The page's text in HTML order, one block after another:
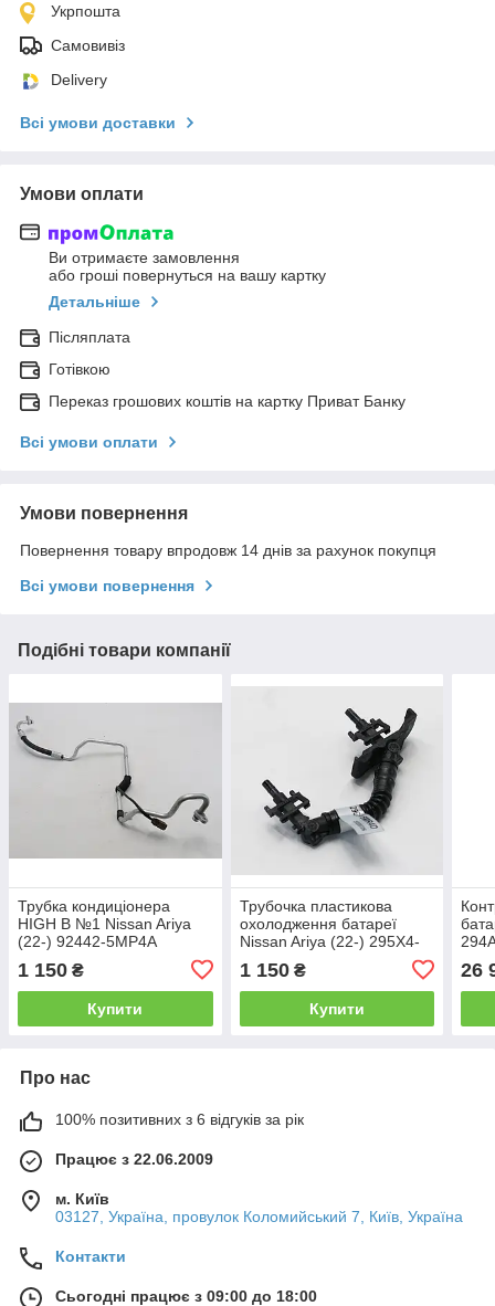
Укрпошта
Самовивіз
Delivery
Всі умови доставки
Умови оплати
Ви отримаєте замовлення
або гроші повернуться на вашу картку
Детальніше
Післяплата
Готівкою
Переказ грошових коштів на картку Приват Банку
Всі умови оплати
Умови повернення
Повернення товару впродовж 14 днів за рахунок покупця
Всі умови повернення
Подібні товари компанії
Трубка кондиціонера
HIGH B №1 Nissan Ariya
(22-) 92442-5MP4A
1 150 ₴
Купити
Трубочка пластикова
охолодження батареї
Nissan Ariya (22-) 295X4-
1 150₴
Купити
26
Про нас
100% позитивних з 6 відгуків за рік
Працює з 22.06.2009
м. Київ
03127, Україна, провулок Коломийський 7, Київ, Україна
Контакти
Сьогодні працює з 09:00 до 18:00